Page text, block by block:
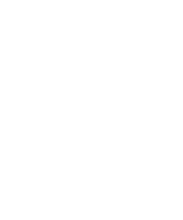
do pulmão são
com enfarte